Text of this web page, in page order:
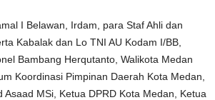
I Belawan, Irdam, para Staf Ahli dan
Kabalak dan Lo TNI AU Kodam I/BB,
Bambang Herqutanto, Walikota Medan
Koordinasi Pimpinan Daerah Kota Medan,
Asaad MSi, Ketua DPRD Kota Medan, Ketua